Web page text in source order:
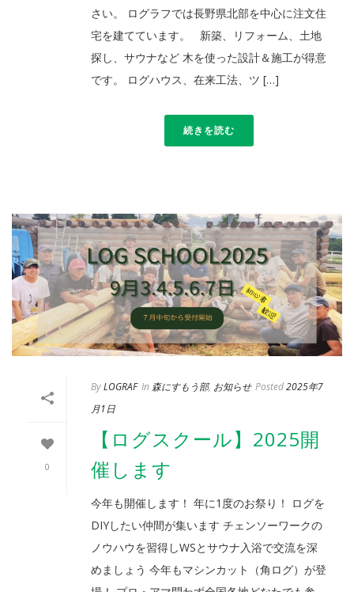
さい。 ログラフでは長野県北部を中心に注文住
宅を建てています。 新築、リフォーム、土地
探し、サウナなど 木を使った設計＆施工が得意
です。 ログハウス、在来工法、ツ […]
続きを読む
0
ByLOGRAF In 森にすもう部, お知らせ Posted2025年7
月1日
【ログスクール】2025開
催します
今年も開催します！ 年に1度のお祭り！ ログを
DIYしたい仲間が集います チェンソーワークの
ノウハウを習得しWSとサウナ入浴で交流を深
めましょう 今年もマシンカット（角ログ）が登